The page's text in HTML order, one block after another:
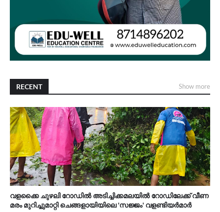
RECENT Show more
വളക്കൈ ചുഴലി റോഡിൽ അടിച്ചിക്കമലയിൽ റോഡിലേക്ക് വീണ
മരം മുറിച്ചുമാറ്റി ചെങ്ങളായിയിലെ 'സജ്ജം' വളണ്ടിയർമാർ